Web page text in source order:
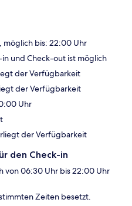
möglich bis: 22:00 Uhr
und Check-out ist möglich
der Verfügbarkeit
der Verfügbarkeit
Uhr
der Verfügbarkeit
den Check-in
von 06:30 Uhr bis 22:00 Uhr
Zeiten besetzt.